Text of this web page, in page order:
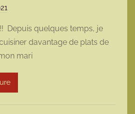
r
m
a
r
m
Depuis quelques temps, je
davantage de plats de
mari